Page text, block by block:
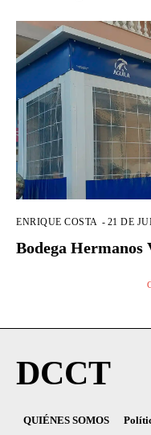
ENRIQUE COSTA - 21 DE
Bodega Hermanos
DCCT
QUIÉNES SOMOS